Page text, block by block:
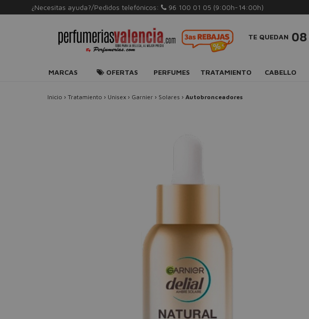
¿Necesitas ayuda?/Pedidos telefónicos: 96 100 01 05 (9:00h-14:00h)
TE QUEDAN 08
MARCAS OFERTAS PERFUMES TRATAMIENTO CABELLO
Inicio › Tratamiento › Unisex › Garnier › Solares › Autobronceadores